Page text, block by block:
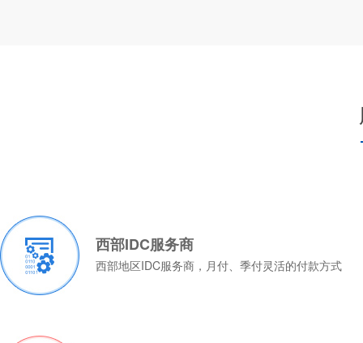
西部IDC服务商
西部地区IDC服务商，月付、季付灵活的付款方式